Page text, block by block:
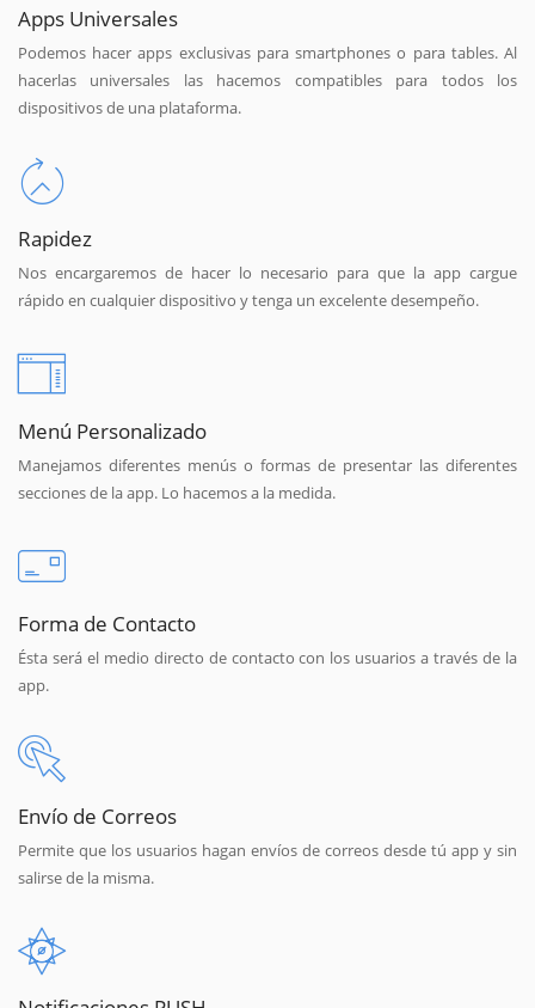
Apps Universales
Podemos hacer apps exclusivas para smartphones o para tables. Al
hacerlas universales las hacemos compatibles para todos los
dispositivos de una plataforma.
Rapidez
Nos encargaremos de hacer lo necesario para que la app cargue
rápido en cualquier dispositivo y tenga un excelente desempeño.
Menú Personalizado
Manejamos diferentes menús o formas de presentar las diferentes
secciones de la app. Lo hacemos a la medida.
Forma de Contacto
Ésta será el medio directo de contacto con los usuarios a través de la
app.
Envío de Correos
Permite que los usuarios hagan envíos de correos desde tú app y sin
salirse de la misma.